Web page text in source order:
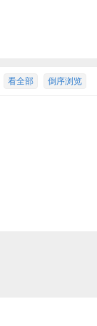
倒序浏览
看全部